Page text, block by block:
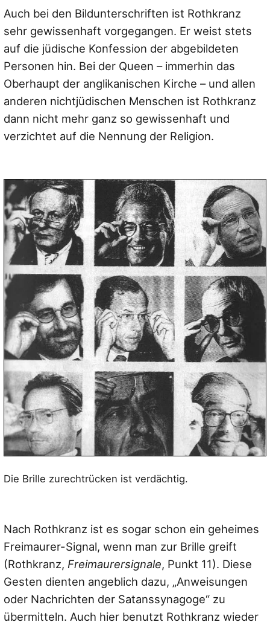
Auch bei den Bildunterschriften ist Rothkranz
sehr gewissenhaft vorgegangen. Er weist stets
auf die jüdische Konfession der abgebildeten
Personen hin. Bei der Queen – immerhin das
Oberhaupt der anglikanischen Kirche – und allen
anderen nichtjüdischen Menschen ist Rothkranz
dann nicht mehr ganz so gewissenhaft und
verzichtet auf die Nennung der Religion.
Die Brille zurechtrücken ist verdächtig.
Nach Rothkranz ist es sogar schon ein geheimes
Freimaurer-Signal, wenn man zur Brille greift
(Rothkranz, Freimaurersignale, Punkt 11). Diese
Gesten dienten angeblich dazu, „Anweisungen
oder Nachrichten der Satanssynagoge“ zu
übermitteln. Auch hier benutzt Rothkranz wieder